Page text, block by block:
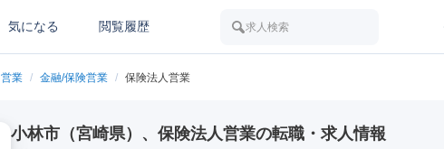
気になる 閲覧履歴 求人検索
営業 / 金融/保険営業 / 保険法人営業
小林市（宮崎県）、保険法人営業の転職・求人情報